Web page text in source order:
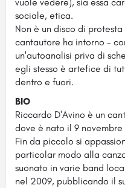
vuole vedere), sia essa
sociale, etica.
Non è un disco di
cantautore ha intorno -
un'autoanalisi priva di
egli stesso è artefice di
dentro e fuori.
BIO
Riccardo D'Avino è un
dove è nato il 9 novembre
Fin da piccolo si
particolar modo alla
suonato in varie band
nel 2009, pubblicando il